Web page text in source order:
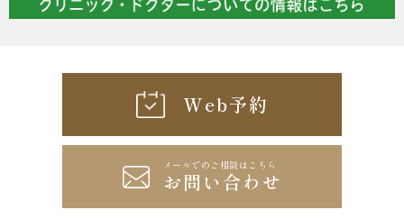
Web予約
メールでのご相談はこちら
お問い合わせ